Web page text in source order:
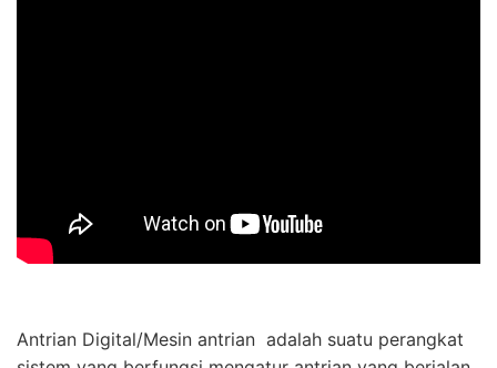
Antrian Digital/Mesin antrian adalah suatu perangkat